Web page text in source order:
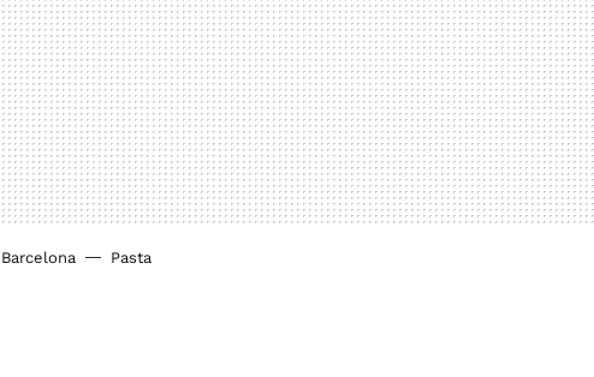
Barcelona Pasta